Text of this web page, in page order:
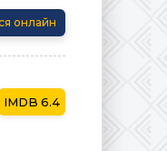
онлайн
6.4